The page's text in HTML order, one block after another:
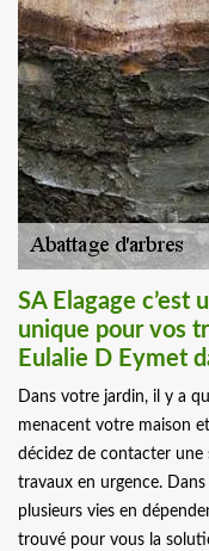
SA Elagage c’est
unique pour vos
Eulalie D Eymet
Dans votre jardin, il y a
menacent votre maison
décidez de contacter une
travaux en urgence.
plusieurs vies en
trouvé pour vous la